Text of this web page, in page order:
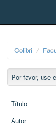
Skip
Colibri
Por favor, use
Título:
Autor: